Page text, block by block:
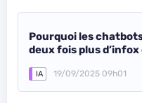
Pourquoi les
deux fois plus d’infox
IA 19/09/2025 09h01